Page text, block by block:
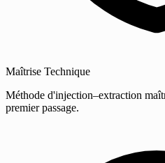
Maîtrise Technique
Méthode d'injection–extraction
premier passage.